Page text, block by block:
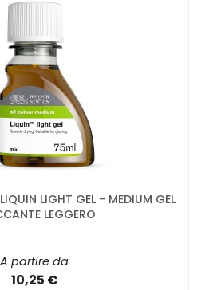
LIGHT GEL - MEDIUM GEL
LEGGERO
A partire da
10,25 €